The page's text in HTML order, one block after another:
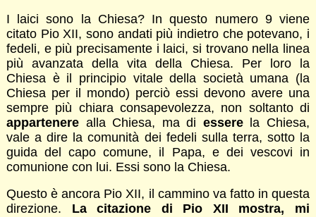
I laici sono la Chiesa? In questo numero 9 viene
citato Pio XII, sono andati più indietro che potevano, i
fedeli, e più precisamente i laici, si trovano nella linea
più avanzata della vita della Chiesa. Per loro la
Chiesa è il principio vitale della società umana (la
Chiesa per il mondo) perciò essi devono avere una
sempre più chiara consapevolezza, non soltanto di
appartenerealla Chiesa, ma di essere la Chiesa,
vale a dire la comunità dei fedeli sulla terra, sotto la
guida del capo comune, il Papa, e dei vescovi in
comunione con lui. Essi sono la Chiesa.
Questo è ancora Pio XII, il cammino va fatto in questa
direzione. La citazione di Pio XII mostra, mi